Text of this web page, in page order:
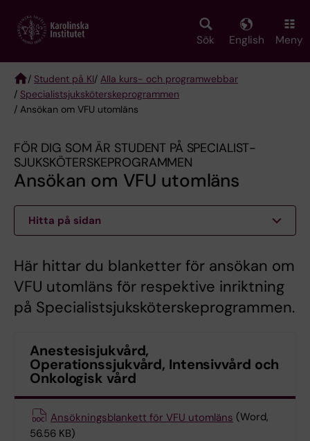
main
Sök English Meny
Breadcrumb
/ Student på KI/ Alla kurs- och programwebbar
/ Specialist­sjuksköterske­programmen
/ Ansökan om VFU utomläns
FÖR DIG SOM ÄR STUDENT PÅ SPECIALIST­
SJUKSKÖTERSKE­PROGRAMMEN
Ansökan om VFU utomläns
Hitta på sidan
Här hittar du blanketter för ansökan om
VFU utomläns för respektive inriktning
på Specialistsjuksköterskeprogrammen.
Anestesisjukvård,
Operationssjukvård, Intensivvård och
Onkologisk vård
Ansökningsblankett för VFU utomläns (Word,
56.56 KB)